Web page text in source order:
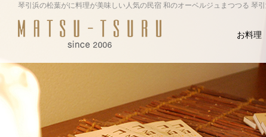
琴引浜の松葉がに料理が美味しい人気の民宿 和のオーベルジュまつつる 琴
お料理